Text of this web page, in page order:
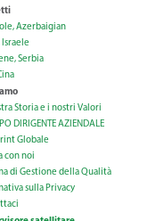
Azerbaigian
Serbia
Storia e i nostri Valori
DIRIGENTE AZIENDALE
Globale
con noi
di Gestione della Qualità
sulla Privacy